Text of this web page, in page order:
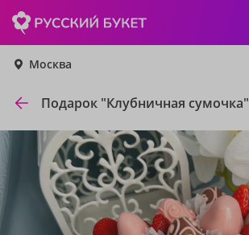
Москва
Подарок "Клубничная сумочка"